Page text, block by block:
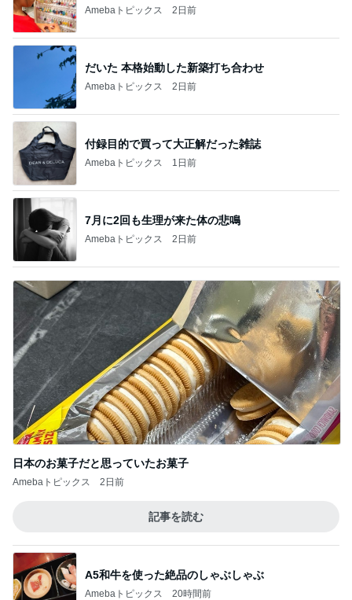
Amebaトピックス 2日前
だいた 本格始動した新築打ち合わせ
Amebaトピックス 2日前
付録目的で買って大正解だった雑誌
Amebaトピックス 1日前
7月に2回も生理が来た体の悲鳴
Amebaトピックス 2日前
日本のお菓子だと思っていたお菓子
Amebaトピックス 2日前
記事を読む
A5和牛を使った絶品のしゃぶしゃぶ
Amebaトピックス 20時間前